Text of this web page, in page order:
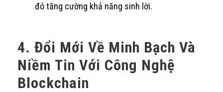
đó tăng cường khả năng sinh lời.
4. Đổi Mới Về Minh Bạch Và
Niềm Tin Với Công Nghệ
Blockchain